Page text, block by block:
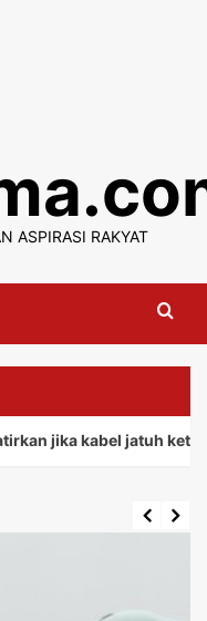
ASPIRASI RAKYAT
kabel jatuh ketanah,